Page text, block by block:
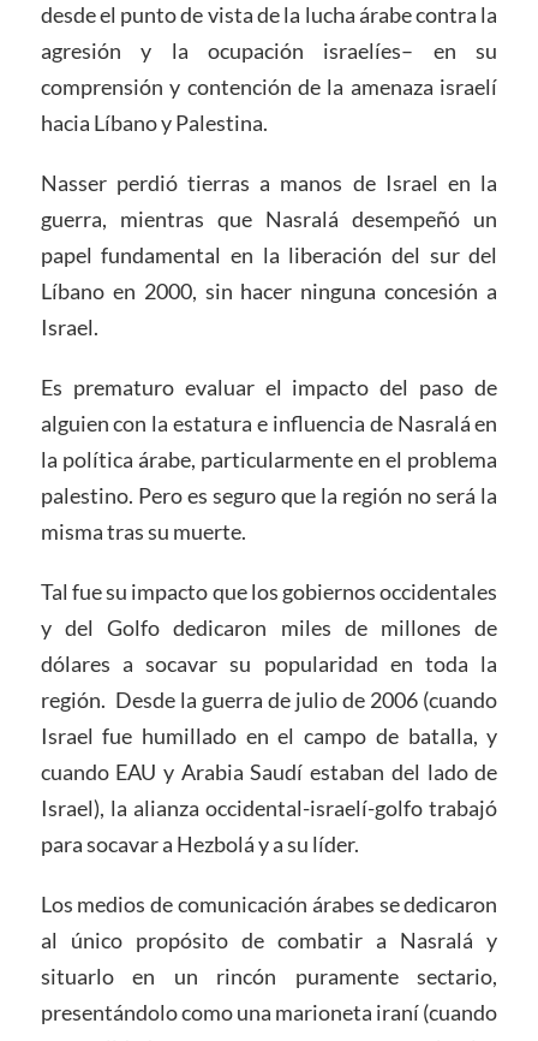
desde el punto de vista de la lucha árabe contra la
agresión y la ocupación israelíes– en su
comprensión y contención de la amenaza israelí
hacia Líbano y Palestina.
Nasser perdió tierras a manos de Israel en la
guerra, mientras que Nasralá desempeñó un
papel fundamental en la liberación del sur del
Líbano en 2000, sin hacer ninguna concesión a
Israel.
Es prematuro evaluar el impacto del paso de
alguien con la estatura e influencia de Nasralá en
la política árabe, particularmente en el problema
palestino. Pero es seguro que la región no será la
misma tras su muerte.
Tal fue su impacto que los gobiernos occidentales
y del Golfo dedicaron miles de millones de
dólares a socavar su popularidad en toda la
región. Desde la guerra de julio de 2006 (cuando
Israel fue humillado en el campo de batalla, y
cuando EAU y Arabia Saudí estaban del lado de
Israel), la alianza occidental-israelí-golfo trabajó
para socavar a Hezbolá y a su líder.
Los medios de comunicación árabes se dedicaron
al único propósito de combatir a Nasralá y
situarlo en un rincón puramente sectario,
presentándolo como una marioneta iraní (cuando